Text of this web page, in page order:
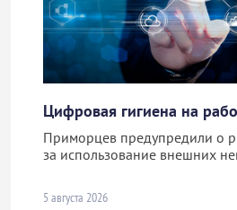
Цифровая гигиена на
Приморцев предупредили о
за использование внешних
5 августа 2026